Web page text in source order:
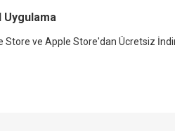
Uygulama
Store ve Apple Store'dan Ücretsiz